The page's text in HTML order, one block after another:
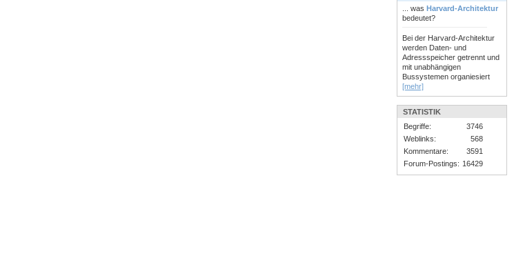
... was Harvard-Architektur
bedeutet?
Bei der Harvard-Architektur
werden Daten- und
Adressspeicher getrennt und
mit unabhängigen
Bussystemen organiesiert
[mehr]
STATISTIK
Begriffe:
3746
Weblinks:
568
Kommentare:
3591
Forum-Postings: 16429